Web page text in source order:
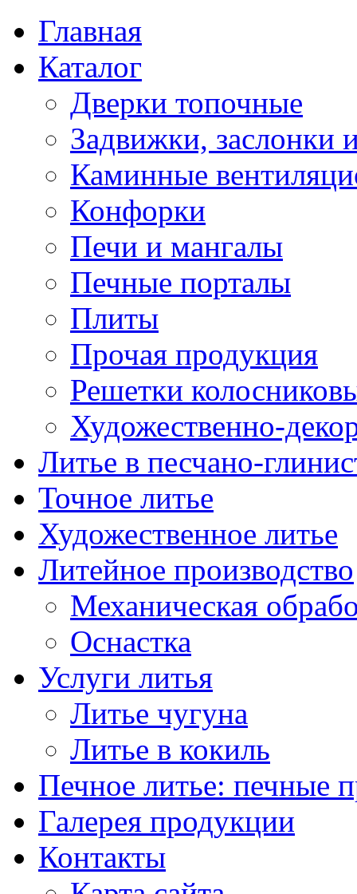
Главная
Каталог
Дверки топочные
Задвижки, заслонки
Каминные
Конфорки
Печи и мангалы
Печные порталы
Плиты
Прочая продукция
Решетки
Художественно-
Литье в песчано-
Точное литье
Художественное литье
Литейное производство
Механическая
Оснастка
Услуги литья
Литье чугуна
Литье в кокиль
Печное литье: печные
Галерея продукции
Контакты